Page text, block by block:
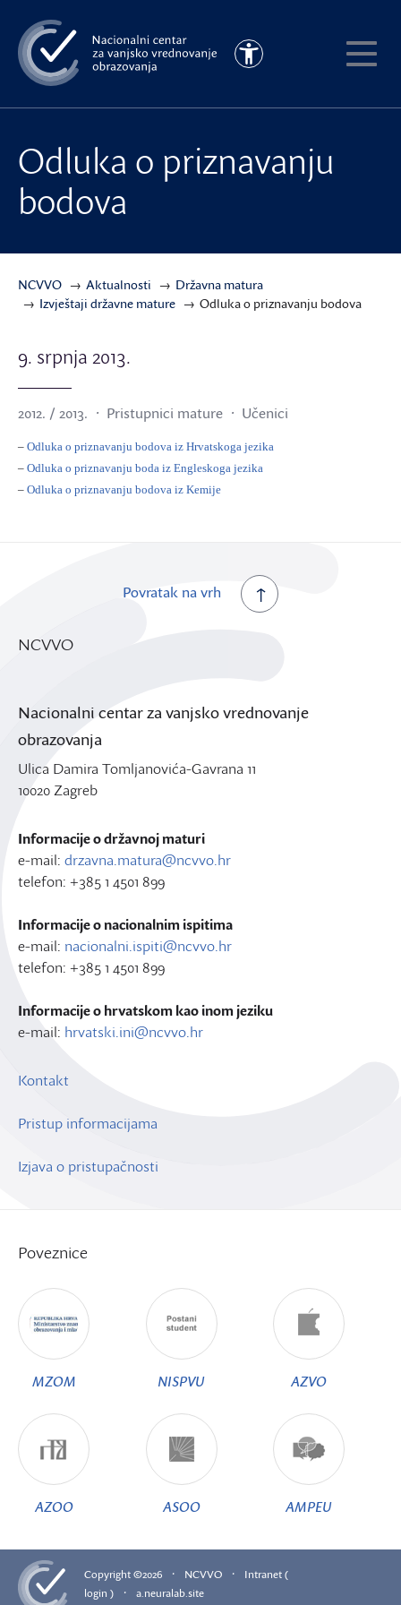
na
glavni
sadržaj
Pristupačnost
Odluka o priznavanju
bodova
NCVVO Aktualnosti
Državna matura
Izvještaji državne mature
Odluka o priznavanju bodova
9. srpnja 2013.
2012. / 2013. Pristupnici mature Učenici
– Odluka o priznavanju bodova iz Hrvatskoga jezika
– Odluka o priznavanju boda iz Engleskoga jezika
– Odluka o priznavanju bodova iz Kemije
Povratak na vrh
NCVVO
Nacionalni centar za vanjsko vrednovanje
obrazovanja
Ulica Damira Tomljanovića-Gavrana 11
10020 Zagreb
Informacije o državnoj maturi
e-mail: drzavna.matura@ncvvo.hr
telefon: +385 1 4501 899
Informacije o nacionalnim ispitima
e-mail: nacionalni.ispiti@ncvvo.hr
telefon: +385 1 4501 899
Informacije o hrvatskom kao inom jeziku
e-mail: hrvatski.ini@ncvvo.hr
Kontakt
Pristup informacijama
Izjava o pristupačnosti
Poveznice
MZOM NISPVU AZVO
AZOO ASOO AMPEU
Copyright ©2026 · NCVVO ·
Intranet (
login )
· a.neuralab.site